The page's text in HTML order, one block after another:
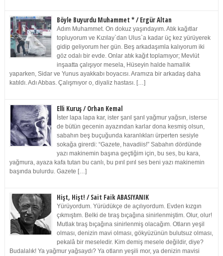
Böyle Buyurdu Muhammet * / Ergür Altan
Adım Muhammet. On dokuz yaşındayım. Atık kağıtlar
topluyorum ve Kızılay`dan Ulus`a kadar üç kez yürüyerek
gidip geliyorum her gün. Beş arkadaşımla kalıyorum iki
göz odalı bir evde. Onlar atık kağıt toplamıyor; Mevlüt
inşaatta çalışıyor mesela, Hüseyin halde hamallık
yaparken, Sidar ve Yunus ayakkabı boyacısı. Aramıza bir arkadaş daha
katıldı. Adı Abbas. Çalışmıyor o, diyaliz hastası. […]
Elli Kuruş / Orhan Kemal
İster lapa lapa kar, ister şarıl şarıl yağmur yağsın, isterse
de bütün gecenin ayazından karlar dona kesmiş olsun,
sabahın beş buçuğunda karanlıkları ürperten sesiyle
sokağa girerdi: “Gazete, havadiis!” Sabahın dördünde
yazı makinemin başına geçtiğim için, bu ses, bu kara,
yağmura, ayaza kafa tutan bu canlı, bu pırıl pırıl ses beni yazı makinemin
başında bulurdu. Gazete […]
Hişt, Hişt! / Sait Faik ABASIYANIK
Yürüyordum. Yürüdükçe de açılıyordum. Evden kızgın
çıkmıştım. Belki de tıraş bıçağına sinirlenmiştim. Olur, olur!
Mutlak tıraş bıçağına sinirlenmiş olacağım. Otların yeşil
olması, denizin mavi olması, gökyüzünün bulutsuz olması,
pekalâ bir meseledir. Kim demiş mesele değildir, diye?
Budalalık! Ya yağmur yağsaydı? Ya otların yeşili mor, ya denizin mavisi